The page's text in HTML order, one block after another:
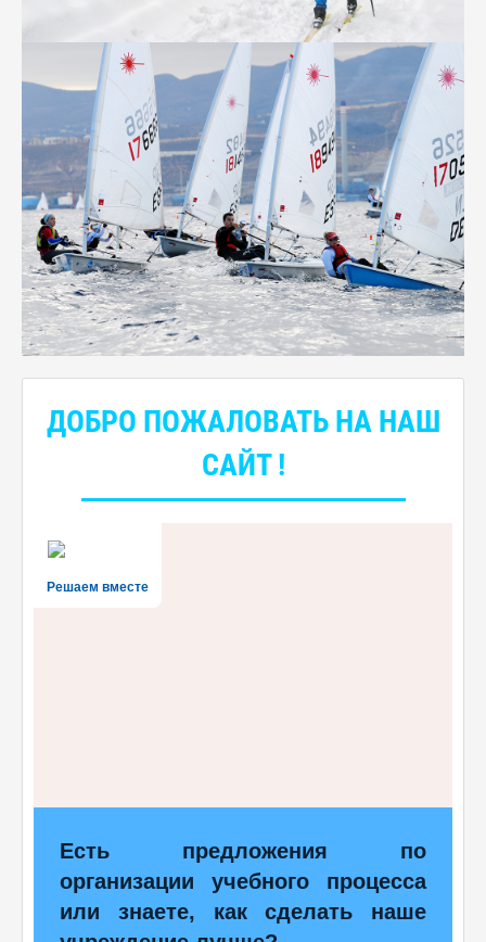
ДОБРО ПОЖАЛОВАТЬ НА НАШ
САЙТ !
Решаем вместе
Есть предложения по
организации учебного процесса
или знаете, как сделать наше